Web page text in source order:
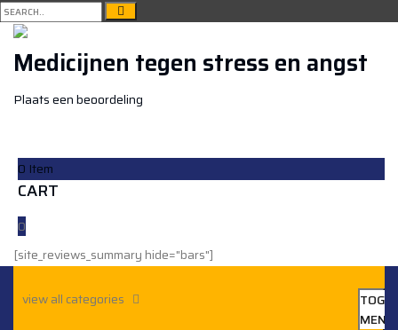
Medicijnen tegen stress en angst
Plaats een beoordeling
0 Item
CART
0
[site_reviews_summary hide="bars"]
view all categories
MENU